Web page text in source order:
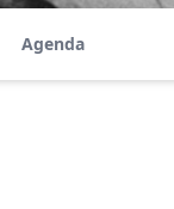
Agenda